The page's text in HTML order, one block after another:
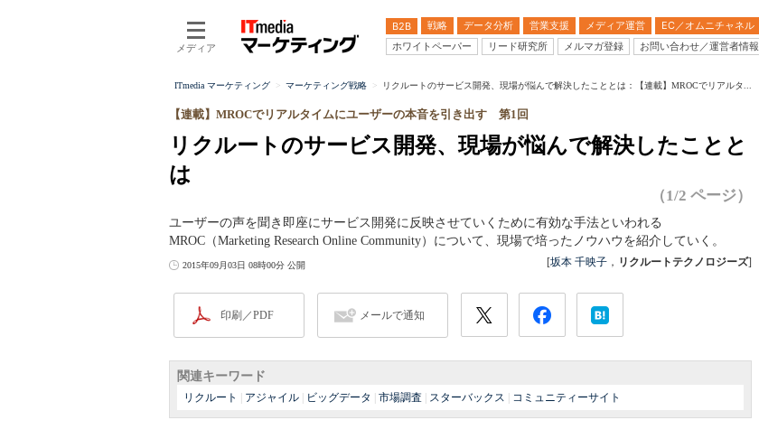
メディア
B2B 戦略 データ分析 営業支援 メディア運営 EC／オムニチャネル
ホワイトペーパー
リード研究所 メルマガ登録 お問い合わせ／運営者情報
ITmedia マーケティング マーケティング戦略 リクルートのサービス開発、現場が悩んで解決したこととは：【連載】MROCでリアルタ...
リクルートのサービス開発、現場が悩んで解決したことと
は
【連載】MROCでリアルタイムにユーザーの本音を引き出す 第1回
（1/2 ページ）
ユーザーの声を聞き即座にサービス開発に反映させていくために有効な手法といわれる
MROC（Marketing Research Online Community）について、現場で培ったノウハウを紹介していく。
2015年09月03日 08時00分 公開 [坂本 千映子 ， リクルートテクノロジーズ]
印刷／PDF メールで通知
関連キーワード
リクルート アジャイル ビッグデータ 市場調査 スターバックス コミュニティーサイト